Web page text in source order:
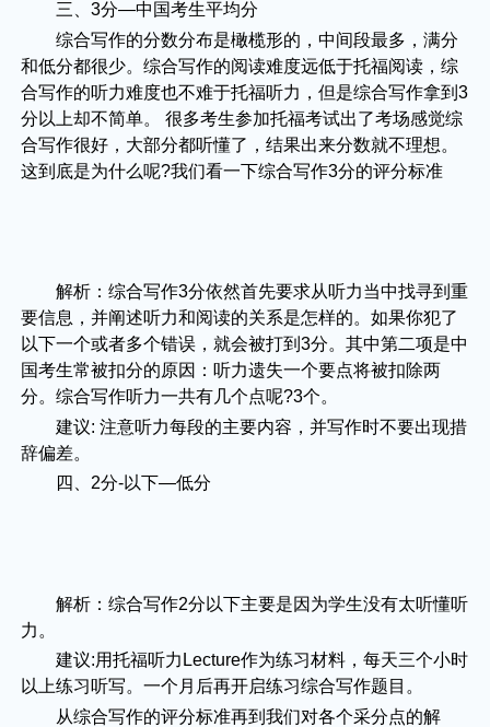
三、3分—中国考生平均分
综合写作的分数分布是橄榄形的，中间段最多，满分
和低分都很少。综合写作的阅读难度远低于托福阅读，综
合写作的听力难度也不难于托福听力，但是综合写作拿到3
分以上却不简单。 很多考生参加托福考试出了考场感觉综
合写作很好，大部分都听懂了，结果出来分数就不理想。
这到底是为什么呢?我们看一下综合写作3分的评分标准
解析：综合写作3分依然首先要求从听力当中找寻到重
要信息，并阐述听力和阅读的关系是怎样的。如果你犯了
以下一个或者多个错误，就会被打到3分。其中第二项是中
国考生常被扣分的原因：听力遗失一个要点将被扣除两
分。综合写作听力一共有几个点呢?3个。
建议: 注意听力每段的主要内容，并写作时不要出现措
辞偏差。
四、2分-以下—低分
解析：综合写作2分以下主要是因为学生没有太听懂听
力。
建议:用托福听力Lecture作为练习材料，每天三个小时
以上练习听写。一个月后再开启练习综合写作题目。
从综合写作的评分标准再到我们对各个采分点的解